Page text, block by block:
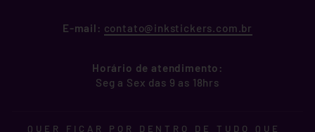
E-mail: contato@inkstickers.com.br
Horário de atendimento:
Seg a Sex das 9 as 18hrs
QUER FICAR POR DENTRO DE TUDO QUE